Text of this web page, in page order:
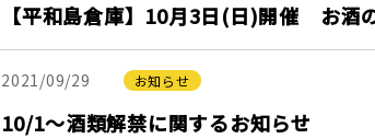
【平和島倉庫】10月3日(日)開催 お酒
2021/09/29 お知らせ
10/1～酒類解禁に関するお知らせ